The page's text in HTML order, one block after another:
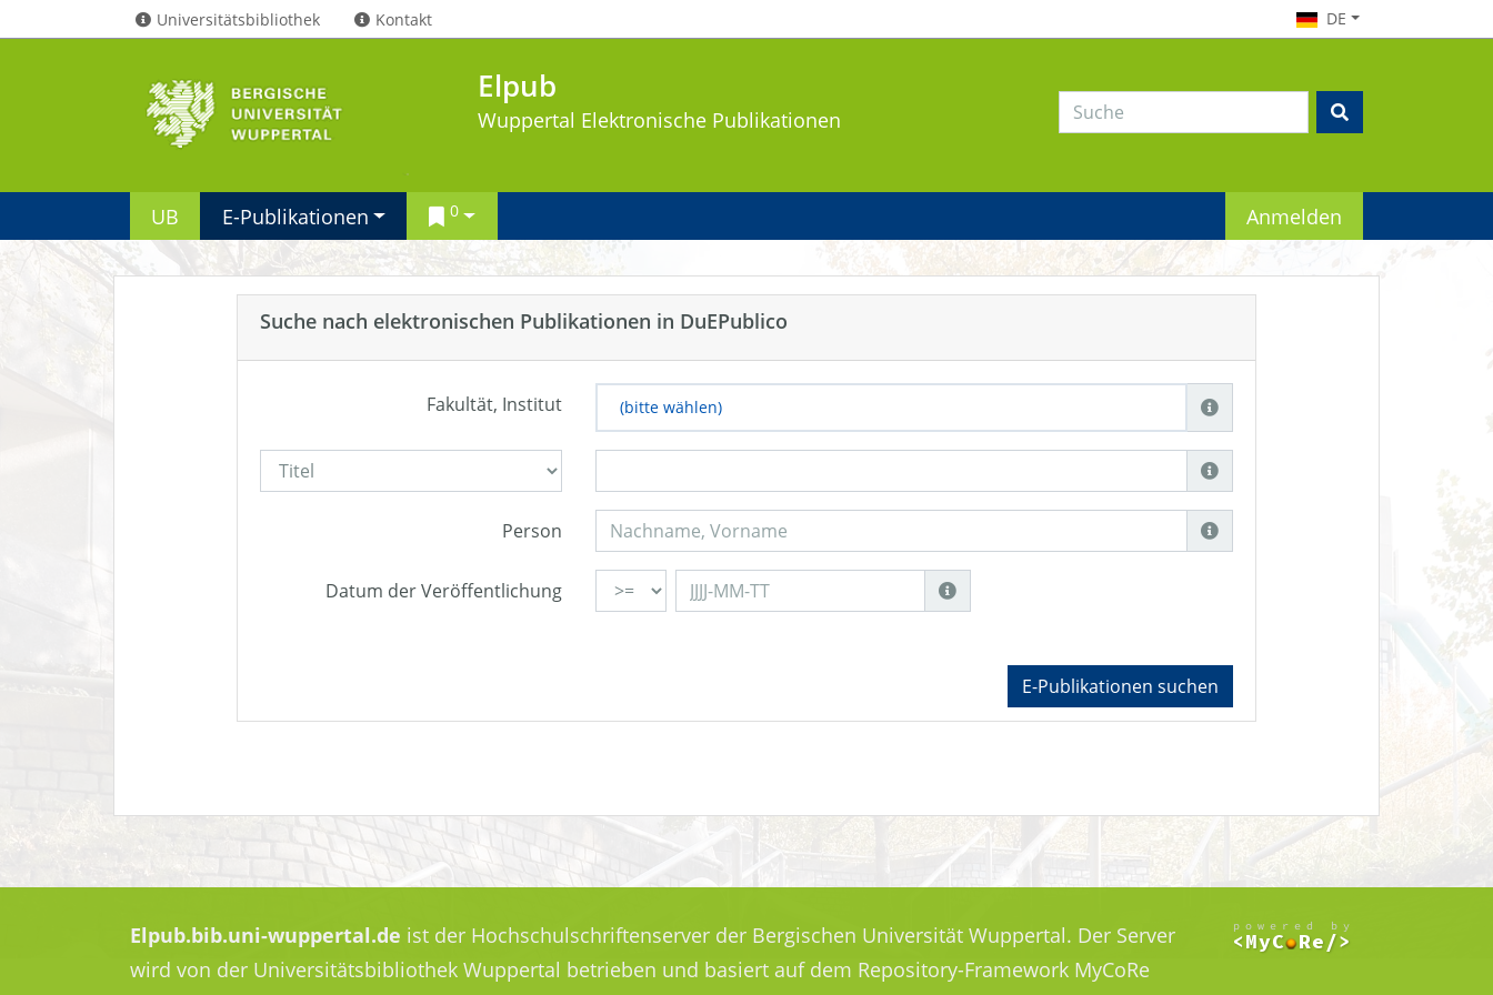
Universitätsbibliothek Kontakt DE
Elpub
Wuppertal Elektronische Publikationen
UB E-Publikationen 0 Anmelden
Suche nach elektronischen Publikationen in DuEPublico
Fakultät, Institut (bitte wählen)
Person
Datum der Veröffentlichung
E-Publikationen suchen
Elpub.bib.uni-wuppertal.de ist der Hochschulschriftenserver der Bergischen Universität Wuppertal. Der Server
wird von der Universitätsbibliothek Wuppertal betrieben und basiert auf dem Repository-Framework MyCoRe